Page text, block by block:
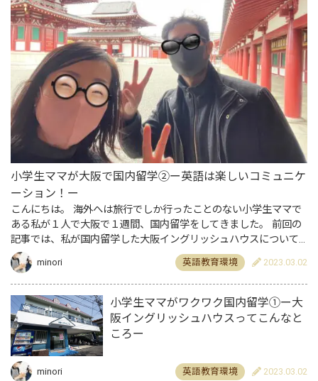
小学生ママが大阪で国内留学②ー英語は楽しいコミュニケ
ーション！ー
こんにちは。 海外へは旅行でしか行ったことのない小学生ママで
ある私が１人で大阪で１週間、国内留学をしてきました。 前回の
記事では、私が国内留学した大阪イングリッシュハウスについて
書きました。是非読んでみてください。 自分の英語には自信がな
い…
minori 英語教育環境 2023.03.02
小学生ママがワクワク国内留学①ー大
阪イングリッシュハウスってこんなと
ころー
minori 英語教育環境 2023.03.02